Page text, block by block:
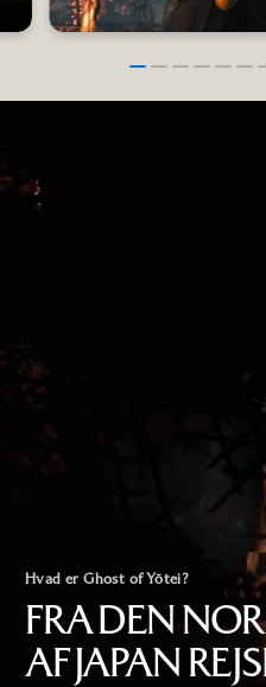
Hvad er Ghost of Yōtei?
FRA DEN
AF JAPAN